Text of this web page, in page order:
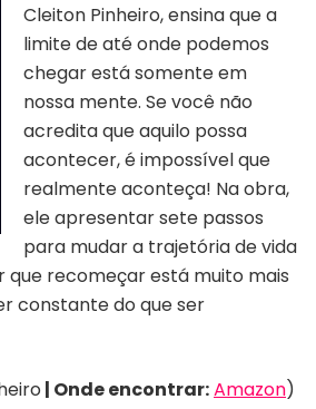
Cleiton Pinheiro, ensina que a
limite de até onde podemos
chegar está somente em
nossa mente. Se você não
acredita que aquilo possa
acontecer, é impossível que
realmente aconteça! Na obra,
ele apresentar sete passos
para mudar a trajetória de vida
recomeçar está muito mais
constante do que ser
| Onde encontrar:Amazon)